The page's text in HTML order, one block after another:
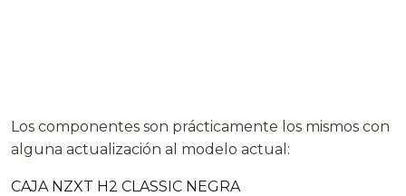
Los componentes son prácticamente los mismos con
alguna actualización al modelo actual:
CAJA NZXT H2 CLASSIC NEGRA